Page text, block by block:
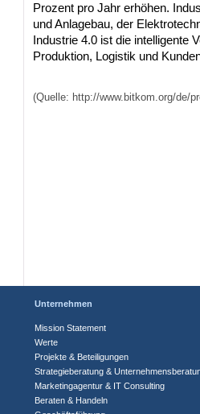
Prozent pro Jahr erhöhen.
und Anlagebau, der
Industrie 4.0 ist die intelligente
Produktion, Logistik und
(Quelle: http://www.bitkom.org/de/
Unternehmen
Mission Statement
Werte
Projekte & Beteiligungen
Strategieberatung &
Marketingagentur & IT Consulting
Beraten & Handeln